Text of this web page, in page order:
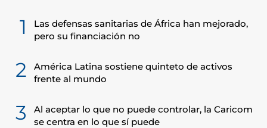
1
Las defensas sanitarias de África han mejorado,
pero su financiación no
2
América Latina sostiene quinteto de activos
frente al mundo
3
Al aceptar lo que no puede controlar, la Caricom
se centra en lo que sí puede